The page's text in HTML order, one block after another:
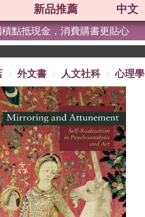
新品推薦 中文
點抵現金，消費購書更貼心
外文書 人文社科 心理學